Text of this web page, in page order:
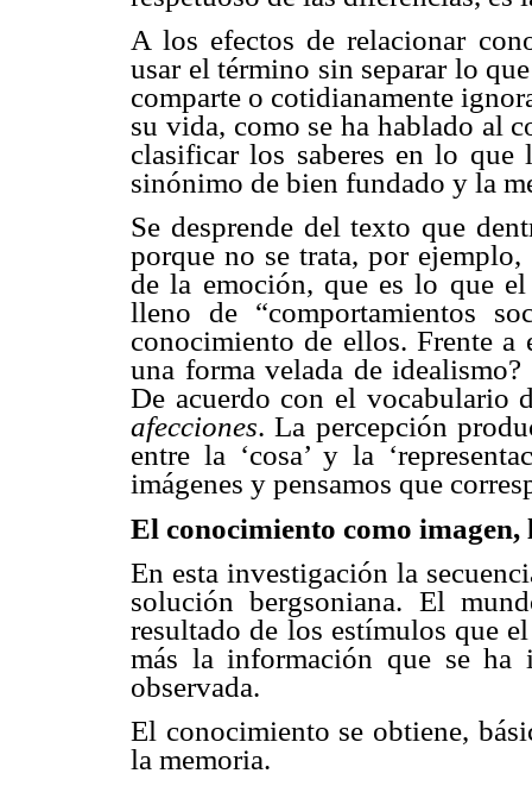
A los efectos de relacionar
usar el término sin separar lo
comparte o cotidianamente
su vida, como se ha hablado al
clasificar los saberes en lo que
sinónimo de bien fundado y la
Se desprende del texto que
porque no se trata, por
de la emoción, que es lo que
lleno de “comportamientos
conocimiento de ellos. Frente a
una forma velada de
De acuerdo con el vocabulario
afecciones. La percepción
entre la ‘cosa’ y la
imágenes y pensamos que
El conocimiento como imagen,
En esta investigación la
solución bergsoniana. El
resultado de los estímulos que
más la información que se
observada.
El conocimiento se obtiene,
la memoria.